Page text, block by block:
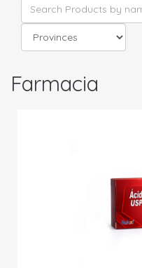
Farmacia